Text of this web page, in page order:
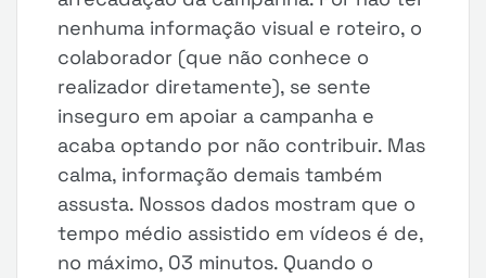
nenhuma informação visual e roteiro, o
colaborador (que não conhece o
realizador diretamente), se sente
inseguro em apoiar a campanha e
acaba optando por não contribuir. Mas
calma, informação demais também
assusta. Nossos dados mostram que o
tempo médio assistido em vídeos é de,
no máximo, 03 minutos. Quando o